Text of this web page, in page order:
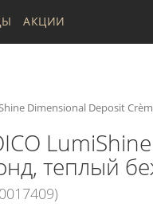
АКЦИИ
Dimensional Deposit
теплый